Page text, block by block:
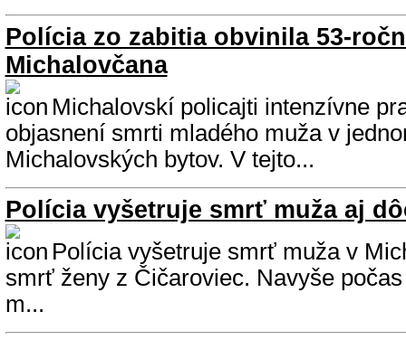
Polícia zo zabitia obvinila 53-
Michalovčana
Michalovskí policajti intenzívne
objasnení smrti mladého muža v
Michalovských bytov. V tejto...
Polícia vyšetruje smrť muža aj
Polícia vyšetruje smrť muža v
smrť ženy z Čičaroviec. Navyše
m...